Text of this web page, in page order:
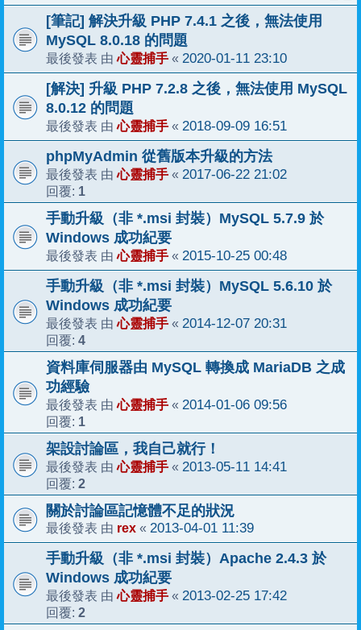
[筆記] 解決升級 PHP 7.4.1 之後，無法使用
MySQL 8.0.18 的問題
最後發表 由心靈捕手 « 2020-01-11 23:10
[解決] 升級 PHP 7.2.8 之後，無法使用 MySQL
8.0.12 的問題
最後發表 由心靈捕手 « 2018-09-09 16:51
phpMyAdmin 從舊版本升級的方法
最後發表 由心靈捕手 « 2017-06-22 21:02
回覆: 1
手動升級（非 *.msi 封裝）MySQL 5.7.9 於
Windows 成功紀要
最後發表 由心靈捕手 « 2015-10-25 00:48
手動升級（非 *.msi 封裝）MySQL 5.6.10 於
Windows 成功紀要
最後發表 由心靈捕手 « 2014-12-07 20:31
回覆: 4
資料庫伺服器由 MySQL 轉換成 MariaDB 之成
功經驗
最後發表 由心靈捕手 « 2014-01-06 09:56
回覆: 1
架設討論區，我自己就行！
最後發表 由心靈捕手 « 2013-05-11 14:41
回覆: 2
關於討論區記憶體不足的狀況
最後發表 由 rex « 2013-04-01 11:39
手動升級（非 *.msi 封裝）Apache 2.4.3 於
Windows 成功紀要
最後發表 由心靈捕手 « 2013-02-25 17:42
回覆: 2